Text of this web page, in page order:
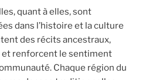
quant à elles, sont
dans l’histoire et la culture
des récits ancestraux,
renforcent le sentiment
Chaque région du